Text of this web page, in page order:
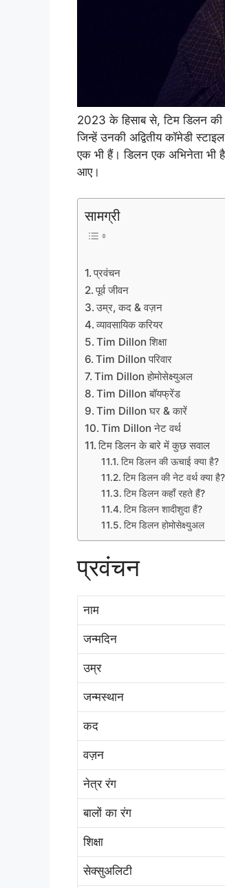
2023 के हिसाब से, टिम डिलन की
जिन्हें उनकी अद्वितीय कॉमेडी
एक भी हैं। डिलन एक अभिनेता भी
आए।
सामग्री
प्रवंचन
पूर्व जीवन
उम्र, कद & वज़न
व्यावसायिक करियर
Tim Dillon शिक्षा
Tim Dillon परिवार
Tim Dillon होमोसेक्ष्युअल
Tim Dillon बॉयफ्रेंड
Tim Dillon घर & कारें
Tim Dillon नेट वर्थ
टिम डिलन के बारे में कुछ सवाल
टिम डिलन की ऊचाई क्या है?
टिम डिलन की नेट वर्थ क्या है?
टिम डिलन कहाँ रहते हैं?
टिम डिलन शादीशुदा हैं?
टिम डिलन होमोसेक्ष्युअल
प्रवंचन
नाम
जन्मदिन
उम्र
जन्मस्थान
कद
वज़न
नेत्र रंग
बालों का रंग
शिक्षा
सेक्सुअलिटी